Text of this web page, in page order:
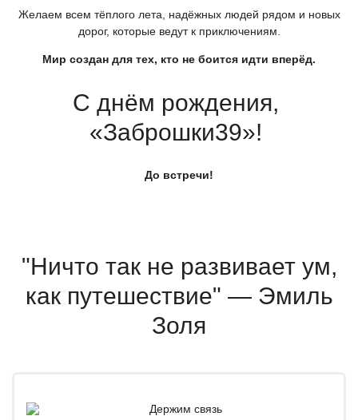
Желаем всем тёплого лета, надёжных людей рядом и новых
дорог, которые ведут к приключениям.
Мир создан для тех, кто не боится идти вперёд.
С днём рождения,
«Заброшки39»!
До встречи!
"Ничто так не развивает ум,
как путешествие" — Эмиль
Золя